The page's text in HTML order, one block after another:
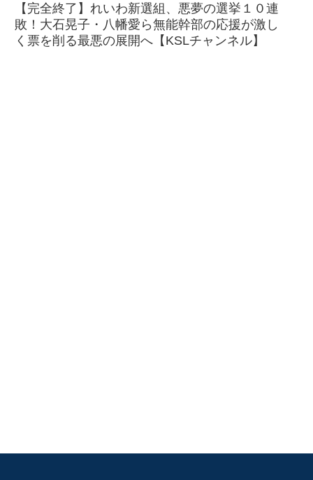
【完全終了】れいわ新選組、悪夢の選挙１０連
敗！大石晃子・八幡愛ら無能幹部の応援が激し
く票を削る最悪の展開へ【KSLチャンネル】